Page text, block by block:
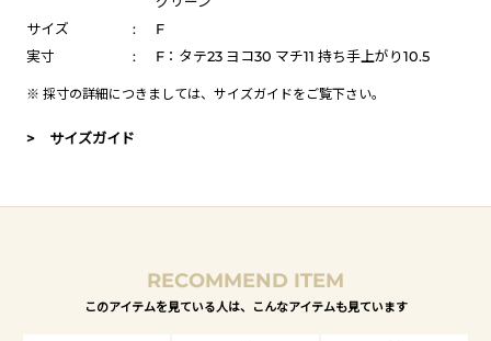
サイズ
:
F
実寸
: F：タテ23 ヨコ30 マチ11 持ち手上がり10.5
※ 採寸の詳細につきましては、 サイズガイドをご覧下さい。
> サイズガイド
RECOMMEND ITEM
このアイテムを見ている人は、こんなアイテムも見ています